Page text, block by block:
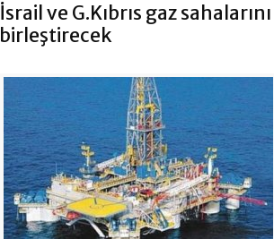
İsrail ve G.Kıbrıs gaz sahalarını
birleştirecek